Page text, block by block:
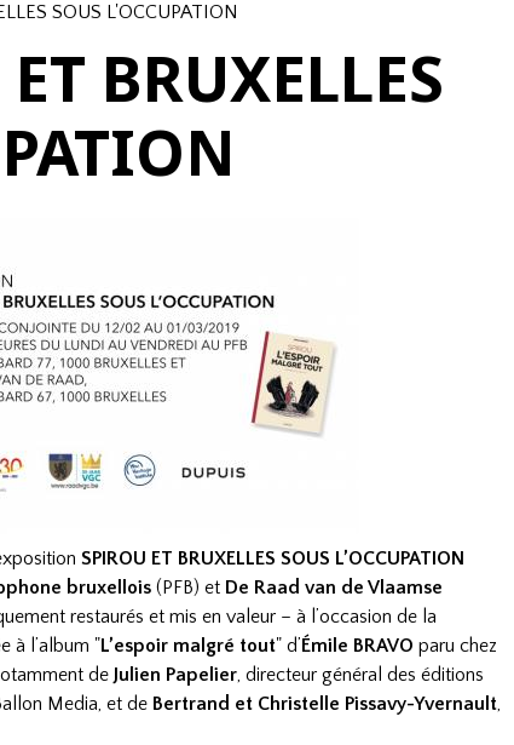
SOUS L'OCCUPATION
BRUXELLES
SPIROU ET BRUXELLES SOUS L’OCCUPATION
bruxellois (PFB) et De Raad van de Vlaamse
restaurés et mis en valeur – à l’occasion de la
à l’album "L’espoir malgré tout" d’Émile BRAVO paru chez
deJulien Papelier, directeur général des éditions
Media, et de Bertrand et Christelle Pissavy-Yvernault,